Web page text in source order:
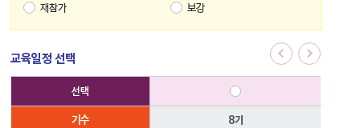
재참가
보강
교육일정 선택
선
가
선택
01기
기수
8기